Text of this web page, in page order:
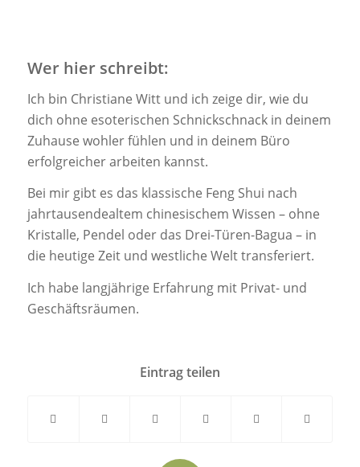
Wer hier schreibt:
Ich bin Christiane Witt und ich zeige dir, wie du
dich ohne esoterischen Schnickschnack in deinem
Zuhause wohler fühlen und in deinem Büro
erfolgreicher arbeiten kannst.
Bei mir gibt es das klassische Feng Shui nach
jahrtausendealtem chinesischem Wissen – ohne
Kristalle, Pendel oder das Drei-Türen-Bagua – in
die heutige Zeit und westliche Welt transferiert.
Ich habe langjährige Erfahrung mit Privat- und
Geschäftsräumen.
Eintrag teilen